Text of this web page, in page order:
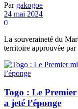
Par gakogoe
24 mai 2024
0
La souveraineté du
territoire approuvée
Togo : Le
a jeté l’éponge